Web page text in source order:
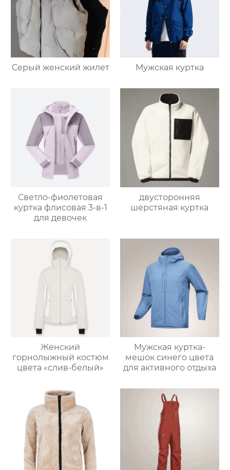
Серый женский жилет Мужская куртка
Светло-фиолетовая
куртка флисовая 3-в-1
для девочек
двусторонняя
шерстяная куртка
Женский
горнолыжный костюм
цвета «слив-белый»
Мужская куртка-
мешок синего цвета
для активного отдыха